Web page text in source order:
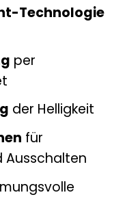
Technologie
per
der Helligkeit
für
Ausschalten